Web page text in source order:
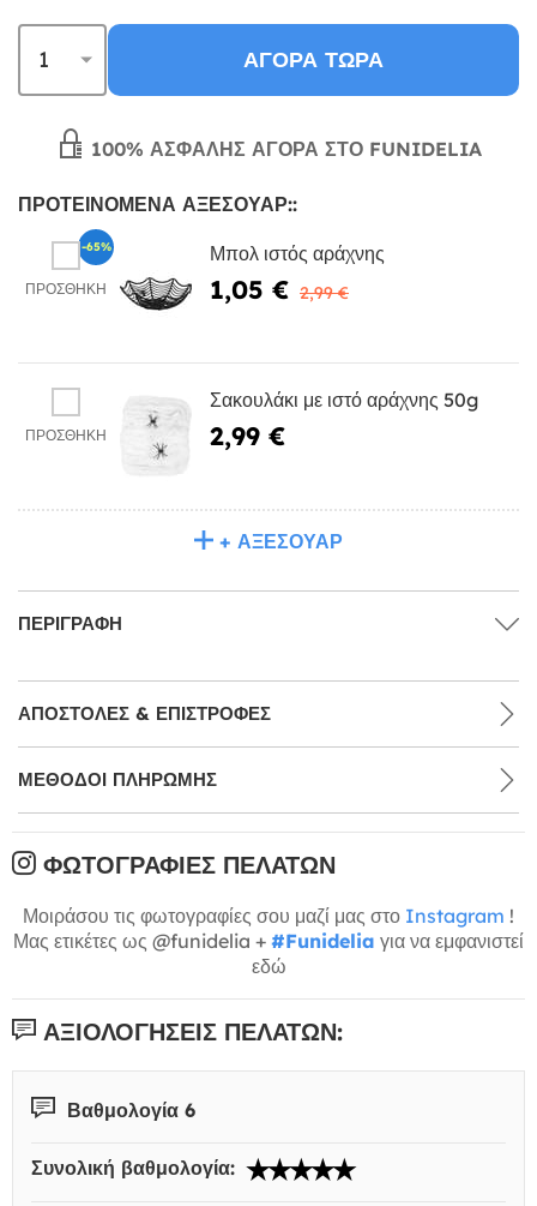
ΑΓΟΡΆ ΤΏΡΑ
100% ΑΣΦΑΛΉΣ ΑΓΟΡΆ ΣΤΟ FUNIDELIA
ΠΡΟΤΕΙΝΌΜΕΝΑ ΑΞΕΣΟΥΆΡ::
ΠΡΟΣΘΉΚΗ
Μπολ ιστός αράχνης
1,05 € 2,99 €
-65%
ΠΡΟΣΘΉΚΗ
Σακουλάκι με ιστό αράχνης 50g
2,99 €
+ ΑΞΕΣΟΥΆΡ
ΠΕΡΙΓΡΑΦΉ
ΑΠΟΣΤΟΛΈΣ & ΕΠΙΣΤΡΟΦΈΣ
ΜΕΘΌΔΟΙ ΠΛΗΡΩΜΉΣ
ΦΩΤΟΓΡΑΦΊΕΣ ΠΕΛΑΤΏΝ
Μοιράσου τις φωτογραφίες σου μαζί μας στο Instagram !
Μας ετικέτες ως @funidelia + #Funidelia για να εμφανιστεί
εδώ
ΑΞΙΟΛΟΓΉΣΕΙΣ ΠΕΛΑΤΏΝ:
Βαθμολογία 6
Συνολική βαθμολογία: